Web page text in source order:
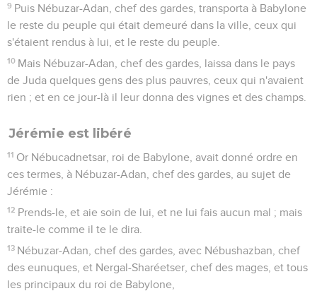
9 Puis Nébuzar-Adan, chef des gardes, transporta à Babylone
le reste du peuple qui était demeuré dans la ville, ceux qui
s'étaient rendus à lui, et le reste du peuple.
10 Mais Nébuzar-Adan, chef des gardes, laissa dans le pays
de Juda quelques gens des plus pauvres, ceux qui n'avaient
rien ; et en ce jour-là il leur donna des vignes et des champs.
Jérémie est libéré
11 Or Nébucadnetsar, roi de Babylone, avait donné ordre en
ces termes, à Nébuzar-Adan, chef des gardes, au sujet de
Jérémie :
12 Prends-le, et aie soin de lui, et ne lui fais aucun mal ; mais
traite-le comme il te le dira.
13 Nébuzar-Adan, chef des gardes, avec Nébushazban, chef
des eunuques, et Nergal-Sharéetser, chef des mages, et tous
les principaux du roi de Babylone,